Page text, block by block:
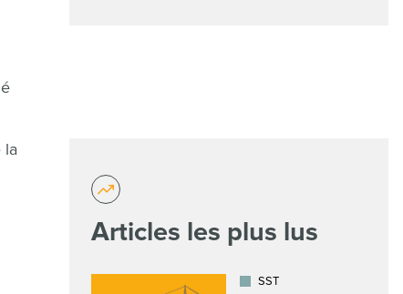
la
Articles les plus lus
SST